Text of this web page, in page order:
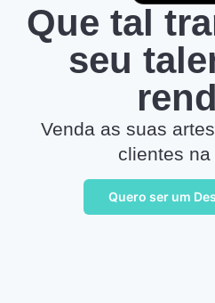
Que tal
seu
Venda as suas
clientes na
Quero ser um